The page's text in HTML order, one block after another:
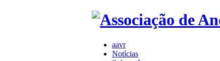
aavr
Notícias